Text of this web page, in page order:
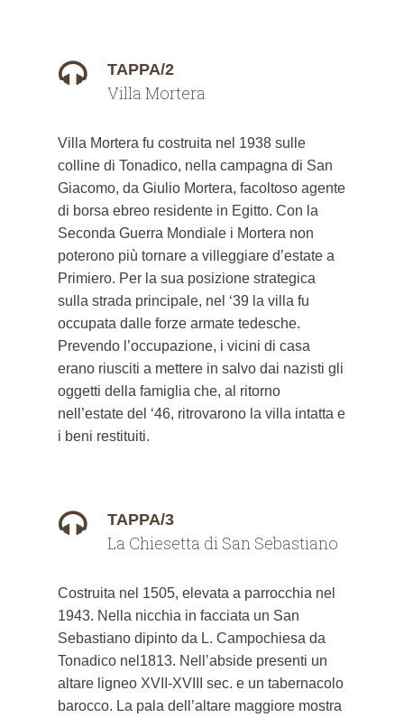
TAPPA/2
Villa Mortera
Villa Mortera fu costruita nel 1938 sulle
colline di Tonadico, nella campagna di San
Giacomo, da Giulio Mortera, facoltoso agente
di borsa ebreo residente in Egitto. Con la
Seconda Guerra Mondiale i Mortera non
poterono più tornare a villeggiare d’estate a
Primiero. Per la sua posizione strategica
sulla strada principale, nel ‘39 la villa fu
occupata dalle forze armate tedesche.
Prevendo l’occupazione, i vicini di casa
erano riusciti a mettere in salvo dai nazisti gli
oggetti della famiglia che, al ritorno
nell’estate del ‘46, ritrovarono la villa intatta e
i beni restituiti.
TAPPA/3
La Chiesetta di San Sebastiano
Costruita nel 1505, elevata a parrocchia nel
1943. Nella nicchia in facciata un San
Sebastiano dipinto da L. Campochiesa da
Tonadico nel1813. Nell’abside presenti un
altare ligneo XVII-XVIII sec. e un tabernacolo
barocco. La pala dell’altare maggiore mostra